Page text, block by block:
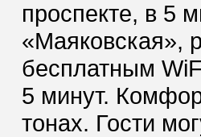
проспекте, в 5
«Маяковская»,
бесплатным
5 минут.
тонах. Гости